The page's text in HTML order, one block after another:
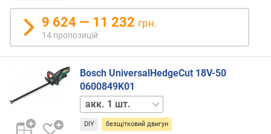
а
ю
д
9 624 — 11 232 грн.
14 пропозицій
Bosch UniversalHedgeCut 18V-50
0600849K01
акк.
відсутній
DIY безщітковий двигун